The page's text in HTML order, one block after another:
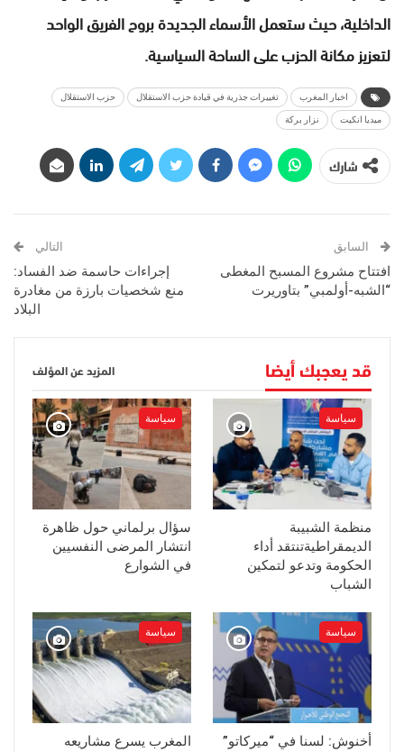
الداخلية، حيث ستعمل الأسماء الجديدة بروح الفريق الواحد
لتعزيز مكانة الحزب على الساحة السياسية.
اخبار المغرب تغييرات جذرية في قيادة حزب الاستقلال حزب الاستقلال
ميديا انكيت نزار بركة
شارك
السابق
افتتاح مشروع المسبح المغطى
“الشبه-أولمبي” بتاوريرت
التالي
إجراءات حاسمة ضد الفساد:
منع شخصيات بارزة من مغادرة
البلاد
قد يعجبك أيضا المزيد عن المؤلف
سياسة
منظمة الشبيبة
الديمقراطيةتنتقد أداء
الحكومة وتدعو لتمكين
الشباب
سياسة
سؤال برلماني حول ظاهرة
انتشار المرضى النفسيين
في الشوارع
سياسة
أخنوش: لسنا في “ميركاتو”
سياسة
المغرب يسرع مشاريعه